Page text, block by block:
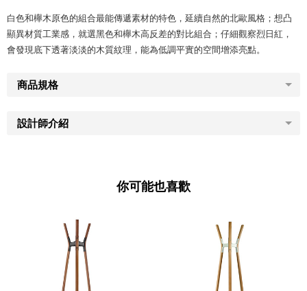
白色和櫸木原色的組合最能傳遞素材的特色，延續自然的北歐風格；想凸
顯異材質工業感，就選黑色和櫸木高反差的對比組合；仔細觀察烈日紅，
會發現底下透著淡淡的木質紋理，能為低調平實的空間增添亮點。
商品規格
設計師介紹
你可能也喜歡